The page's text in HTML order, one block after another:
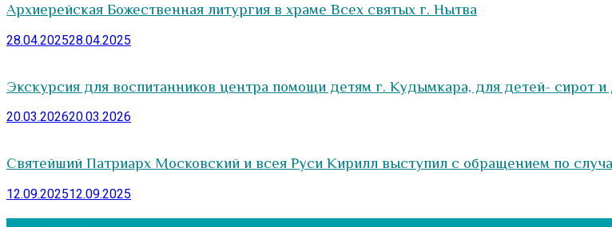
Архиерейская Божественная литургия в храме Всех святых г. Нытва
28.04.202528.04.2025
Экскурсия для воспитанников центра помощи детям г. Кудымкара, для детей- сирот и
20.03.202620.03.2026
Святейший Патриарх Московский и всея Руси Кирилл выступил с обращением по
12.09.202512.09.2025